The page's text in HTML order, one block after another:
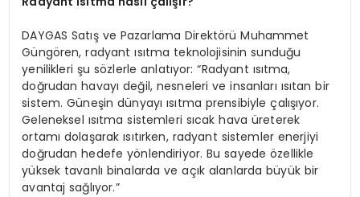
DAYGAS Satış ve Pazarlama Direktörü Muhammet
Güngören, radyant ısıtma teknolojisinin sunduğu
yenilikleri şu sözlerle anlatıyor: “Radyant ısıtma,
doğrudan havayı değil, nesneleri ve insanları ısıtan bir
sistem. Güneşin dünyayı ısıtma prensibiyle çalışıyor.
Geleneksel ısıtma sistemleri sıcak hava üreterek
ortamı dolaşarak ısıtırken, radyant sistemler enerjiyi
doğrudan hedefe yönlendiriyor. Bu sayede özellikle
yüksek tavanlı binalarda ve açık alanlarda büyük bir
avantaj sağlıyor.”